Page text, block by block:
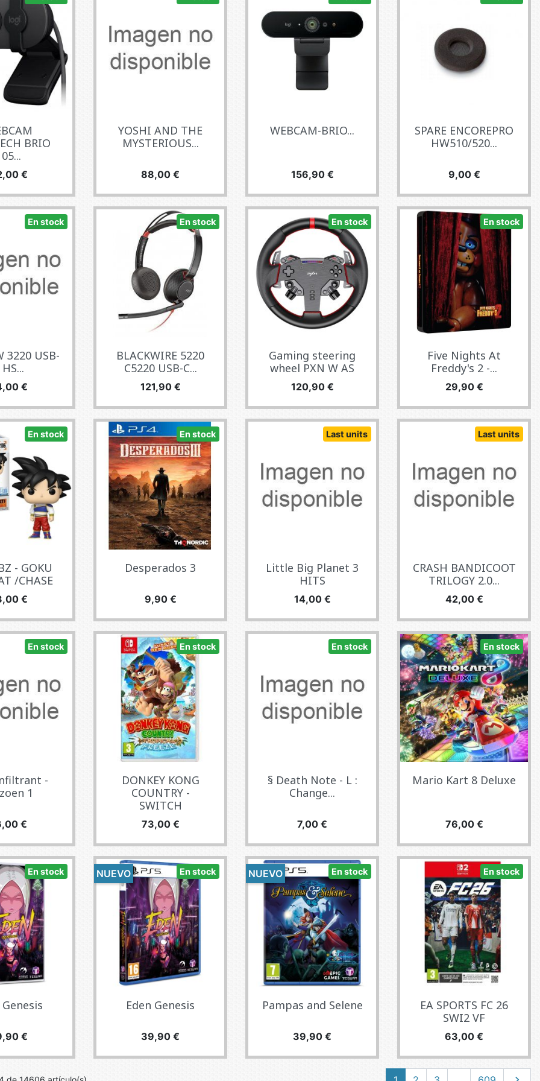
BRIO
€
YOSHI AND THE
MYSTERIOUS...
Precio
88,00 €
WEBCAM-BRIO...
Precio
156,90 €
SPARE ENCOREPRO
HW510/520...
Precio
9,00 €
En stock
3220 USB-
HS...
€
En stock
BLACKWIRE 5220
C5220 USB-C...
Precio
121,90 €
En stock
Gaming steering
wheel PXN W AS
Precio
120,90 €
En stock
Five Nights At
Freddy's 2 -...
Precio
29,90 €
En stock
- GOKU
/CHASE
€
En stock
Desperados 3
Precio
9,90 €
Last units
Little Big Planet 3
HITS
Precio
14,00 €
Last units
CRASH BANDICOOT
TRILOGY 2.0...
Precio
42,00 €
En stock
-
1
€
En stock
DONKEY KONG
COUNTRY -
SWITCH
Precio
73,00 €
En stock
§ Death Note - L :
Change...
Precio
7,00 €
En stock
Mario Kart 8 Deluxe
Precio
76,00 €
En stock
Genesis
€
En stock
Eden Genesis
Precio
39,90 €
NUEVO En stock
Pampas and Selene
Precio
39,90 €
NUEVO En stock
EA SPORTS FC 26
SWI2 VF
Precio
63,00 €